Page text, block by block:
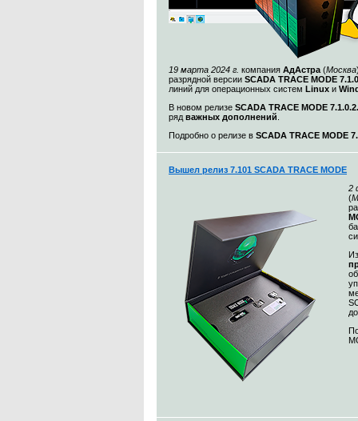
19 марта 2024 г. компания АдАстра (Москва
разрядной версии SCADA TRACE MODE
линий для операционных систем Linux и
В новом релизе SCADA TRACE MODE 7.1.0.2.
ряд важных дополнений
Подробно о релизе в SCADA TRACE MODE
Вышел релиз 7.101 SCADA TRACE MODE
2
(